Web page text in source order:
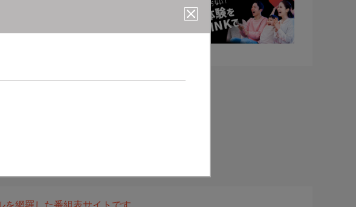
網羅した番組表サイトです。